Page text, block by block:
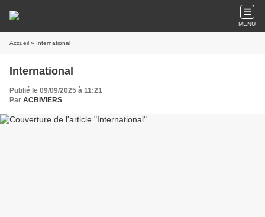
MENU
Accueil » International
International
Publié le 09/09/2025 à 11:21
Par ACBIVIERS